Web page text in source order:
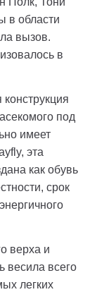
в области
вызов.
в
под
имеет
эта
как обувь
срок
верха и
весила всего
легких